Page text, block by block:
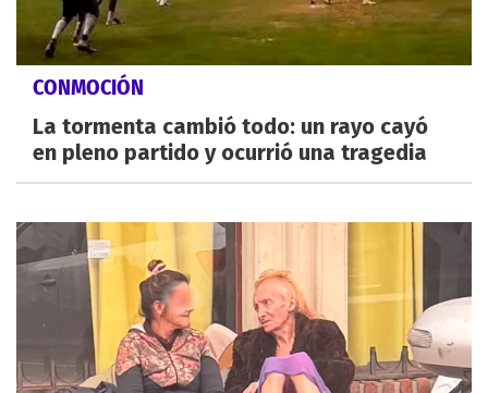
CONMOCIÓN
La tormenta cambió todo: un rayo cayó
en pleno partido y ocurrió una tragedia